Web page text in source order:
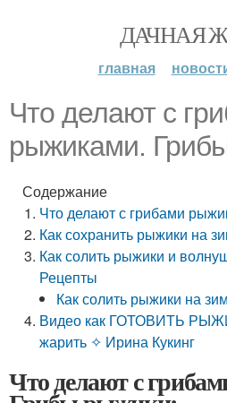
ДАЧНАЯ
главная
Что делают с
рыжиками.
Содержание
Что делают с грибами
Как сохранить рыжики на
Как солить рыжики и
Рецепты
Как солить рыжики на
Видео как ГОТОВИТЬ
жарить ✧ Ирина Кукинг
Что делают с